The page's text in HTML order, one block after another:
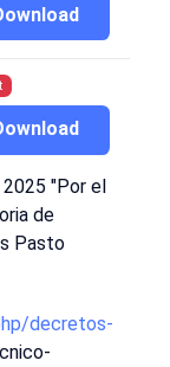
"Por el
de
Pasto
decretos-